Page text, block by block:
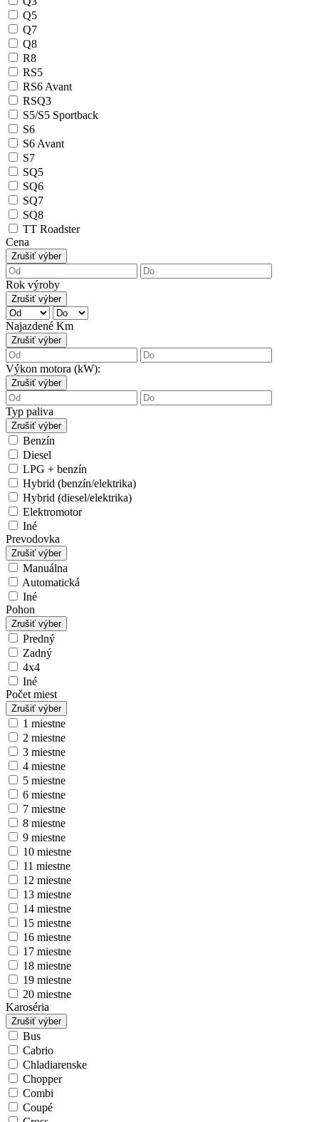
Q5
Q7
Q8
R8
RS5
RS6 Avant
RSQ3
S5/S5 Sportback
S6
S6 Avant
S7
SQ5
SQ6
SQ7
SQ8
TT Roadster
Cena
Zrušiť výber
Rok výroby
Zrušiť výber
Najazdené Km
Zrušiť výber
Výkon motora (kW):
Zrušiť výber
Typ paliva
Zrušiť výber
Benzín
Diesel
LPG + benzín
Hybrid (benzín/elektrika)
Hybrid (diesel/elektrika)
Elektromotor
Iné
Prevodovka
Zrušiť výber
Manuálna
Automatická
Iné
Pohon
Zrušiť výber
Predný
Zadný
4x4
Iné
Počet miest
Zrušiť výber
1 miestne
2 miestne
3 miestne
4 miestne
5 miestne
6 miestne
7 miestne
8 miestne
9 miestne
10 miestne
11 miestne
12 miestne
13 miestne
14 miestne
15 miestne
16 miestne
17 miestne
18 miestne
19 miestne
20 miestne
Karoséria
Zrušiť výber
Bus
Cabrio
Chladiarenske
Chopper
Combi
Coupé